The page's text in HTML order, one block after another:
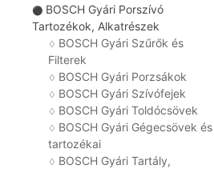
⚫ BOSCH Gyári Porszívó
Tartozékok, Alkatrészek
♢ BOSCH Gyári Szűrők és
Filterek
♢ BOSCH Gyári Porzsákok
♢ BOSCH Gyári Szívófejek
♢ BOSCH Gyári Toldócsövek
♢ BOSCH Gyári Gégecsövek és
tartozékai
♢ BOSCH Gyári Tartály,